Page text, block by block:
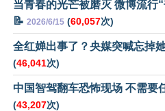
当青春的光芒被磨灭 微博流行
📝 2026/6/15 (60,057次)
全红婵出事了？央媒突喊忘掉
(46,041次)
中国智驾翻车恐怖现场 不需要
(43,207次)